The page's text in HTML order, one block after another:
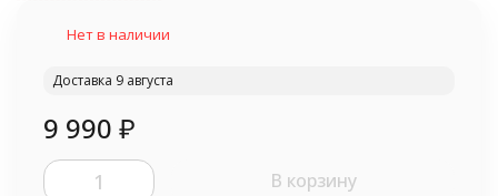
Нет в наличии
Доставка 9 августа
9 990 ₽
В корзину